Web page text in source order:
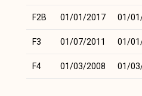
F2B 01/01/2017 01/
F3 01/07/2011 01/
F4 01/03/2008 01/